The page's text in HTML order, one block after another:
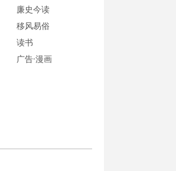
廉史今读
移风易俗
读书
广告·漫画